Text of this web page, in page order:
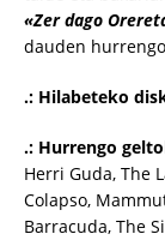
«Zer dago
dauden
.: Hilabeteko
.: Hurrengo
Herri Guda, The
Colapso,
Barracuda, The